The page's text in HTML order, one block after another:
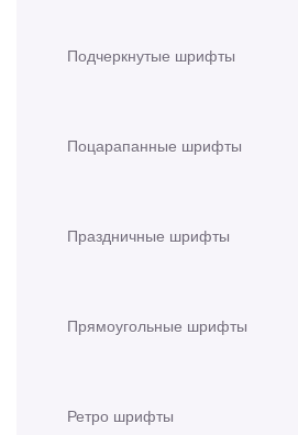
Подчеркнутые шрифты
Поцарапанные шрифты
Праздничные шрифты
Прямоугольные шрифты
Ретро шрифты